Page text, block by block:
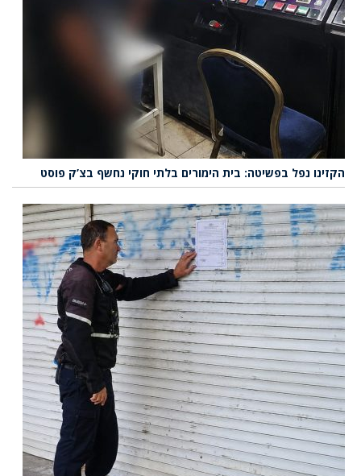
הקזינו נפל בפשיטה: בית הימורים בלתי חוקי נחשף בצ’ק פוסט